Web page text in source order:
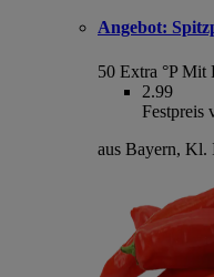
Angebot:
50 Extra °P Mit
2.99
Festpreis
aus Bayern, Kl.